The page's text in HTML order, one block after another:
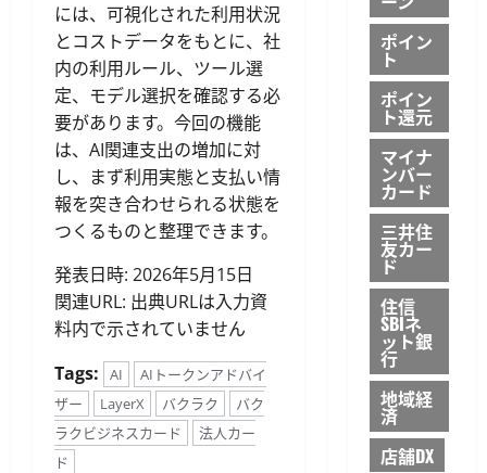
には、可視化された利用状況
とコストデータをもとに、社
内の利用ルール、ツール選
定、モデル選択を確認する必
要があります。今回の機能
は、AI関連支出の増加に対
し、まず利用実態と支払い情
報を突き合わせられる状態を
つくるものと整理できます。
発表日時: 2026年5月15日
関連URL: 出典URLは入力資
料内で示されていません
Tags:
AI
AIトークンアドバイ
ザー
LayerX バクラク
バク
ラクビジネスカード
法人カー
ド
ポイン
ト
ポイン
ト還元
マイナ
ンバー
カード
三井住
友カー
ド
住信
SBIネ
ット銀
行
地域経
済
店舗DX